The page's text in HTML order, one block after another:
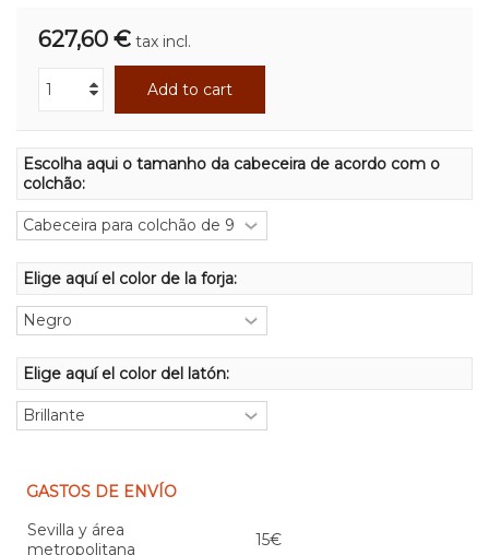
627,60 € tax incl.
Add to cart
Escolha aqui o tamanho da cabeceira de acordo com o
colchão:
Elige aquí el color de la forja:
Elige aquí el color del latón:
GASTOS DE ENVÍO
Sevilla y área
metropolitana
15€